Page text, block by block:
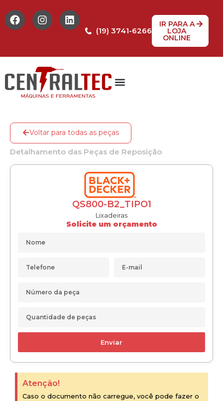
(19) 3741-6266
IR PARA A
LOJA
ONLINE
Voltar para todas as peças
Detalhamento das Peças de Reposição
QS800-B2_TIPO1
Lixadeiras
Solicite um orçamento
Enviar
Atenção!
Caso o documento não carregue, você pode fazer o